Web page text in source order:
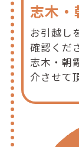
志木・
お引越し
確認くだ
志木・朝
介させて